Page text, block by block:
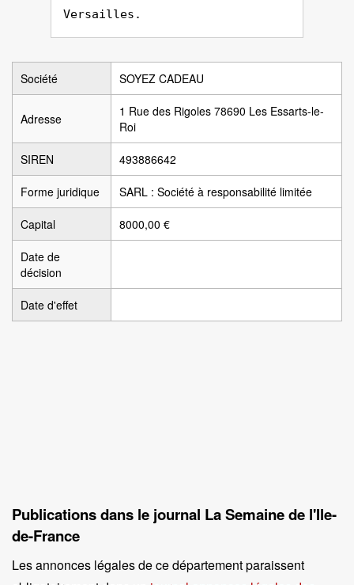
Versailles.
Société SOYEZ CADEAU
Adresse
1 Rue des Rigoles 78690 Les Essarts-le-
Roi
SIREN 493886642
Forme juridique SARL : Société à responsabilité limitée
Capital 8000,00 €
Date de
décision
Date d'effet
Publications dans le journal La Semaine de l'Ile-
de-France
Les annonces légales de ce département paraissent